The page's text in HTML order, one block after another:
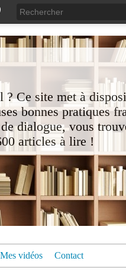
Ce site met à
bonnes pratiques
dialogue, vous
articles à lire !
Mes vidéos Contact